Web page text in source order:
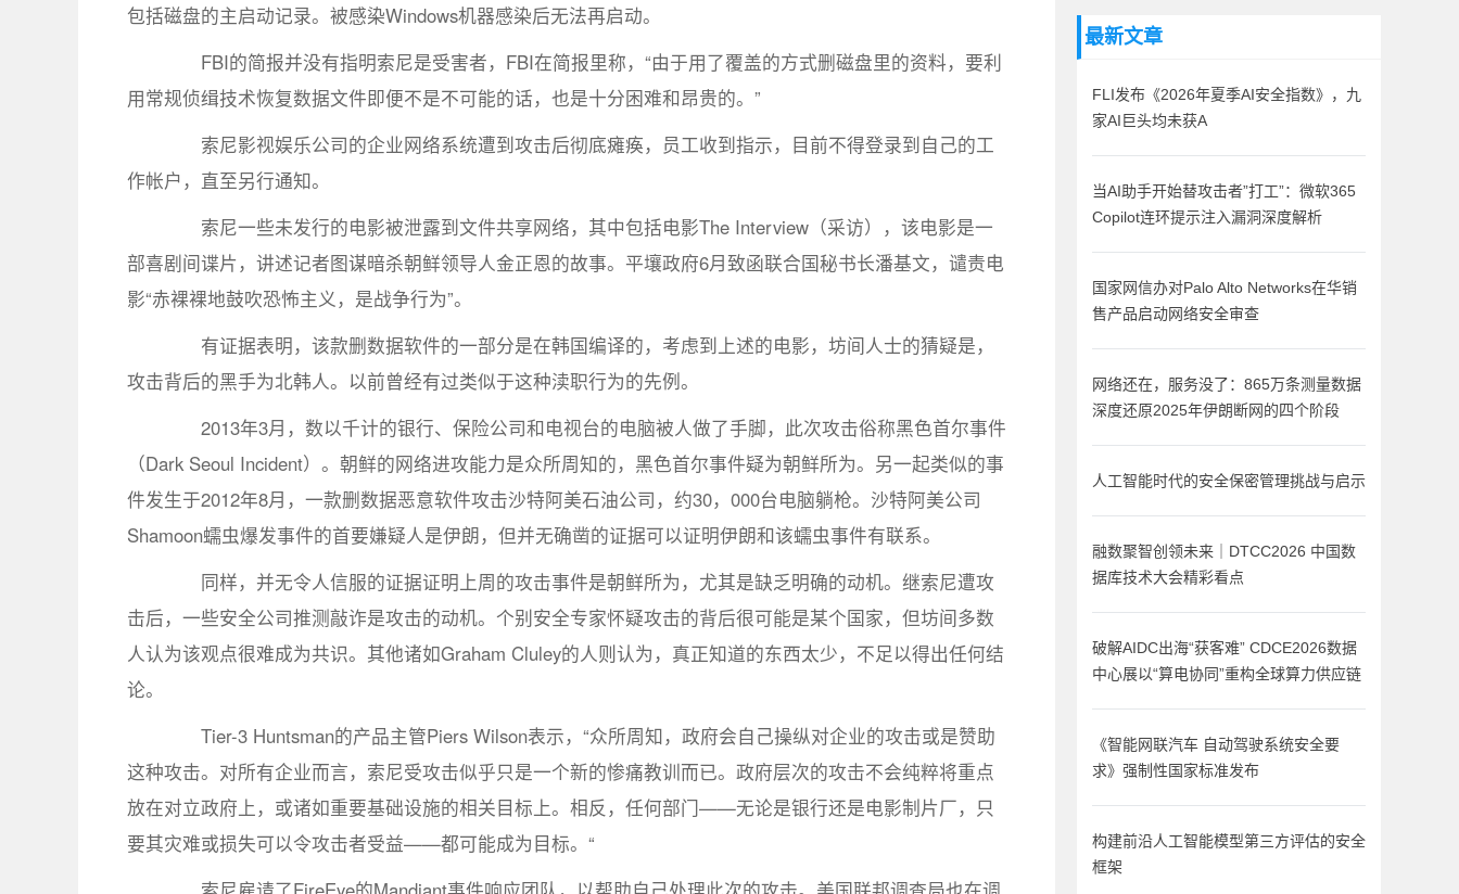
包括磁盘的主启动记录。被感染Windows机器感染后无法再启动。
FBI的简报并没有指明索尼是受害者，FBI在简报里称，“由于用了覆盖的方式删磁盘里的资料，要利
用常规侦缉技术恢复数据文件即便不是不可能的话，也是十分困难和昂贵的。”
索尼影视娱乐公司的企业网络系统遭到攻击后彻底瘫痪，员工收到指示，目前不得登录到自己的工
作帐户，直至另行通知。
索尼一些未发行的电影被泄露到文件共享网络，其中包括电影The Interview（采访），该电影是一
部喜剧间谍片，讲述记者图谋暗杀朝鲜领导人金正恩的故事。平壤政府6月致函联合国秘书长潘基文，谴责电
影“赤裸裸地鼓吹恐怖主义，是战争行为”。
有证据表明，该款删数据软件的一部分是在韩国编译的，考虑到上述的电影，坊间人士的猜疑是，
攻击背后的黑手为北韩人。以前曾经有过类似于这种渎职行为的先例。
2013年3月，数以千计的银行、保险公司和电视台的电脑被人做了手脚，此次攻击俗称黑色首尔事件
（Dark Seoul Incident）。朝鲜的网络进攻能力是众所周知的，黑色首尔事件疑为朝鲜所为。另一起类似的事
件发生于2012年8月，一款删数据恶意软件攻击沙特阿美石油公司，约30，000台电脑躺枪。沙特阿美公司
Shamoon蠕虫爆发事件的首要嫌疑人是伊朗，但并无确凿的证据可以证明伊朗和该蠕虫事件有联系。
同样，并无令人信服的证据证明上周的攻击事件是朝鲜所为，尤其是缺乏明确的动机。继索尼遭攻
击后，一些安全公司推测敲诈是攻击的动机。个别安全专家怀疑攻击的背后很可能是某个国家，但坊间多数
人认为该观点很难成为共识。其他诸如Graham Cluley的人则认为，真正知道的东西太少，不足以得出任何结
论。
Tier-3 Huntsman的产品主管Piers Wilson表示，“众所周知，政府会自己操纵对企业的攻击或是赞助
这种攻击。对所有企业而言，索尼受攻击似乎只是一个新的惨痛教训而已。政府层次的攻击不会纯粹将重点
放在对立政府上，或诸如重要基础设施的相关目标上。相反，任何部门——无论是银行还是电影制片厂，只
要其灾难或损失可以令攻击者受益——都可能成为目标。“
最新文章
FLI发布《2026年夏季AI安全指数》，九
家AI巨头均未获A
当AI助手开始替攻击者”打工”：微软365
Copilot连环提示注入漏洞深度解析
国家网信办对Palo Alto Networks在华销
售产品启动网络安全审查
网络还在，服务没了：865万条测量数据
深度还原2025年伊朗断网的四个阶段
人工智能时代的安全保密管理挑战与启示
融数聚智创领未来｜DTCC2026 中国数
据库技术大会精彩看点
破解AIDC出海“获客难” CDCE2026数据
中心展以“算电协同”重构全球算力供应链
《智能网联汽车 自动驾驶系统安全要
求》强制性国家标准发布
构建前沿人工智能模型第三方评估的安全
框架